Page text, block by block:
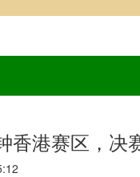
港赛区，决